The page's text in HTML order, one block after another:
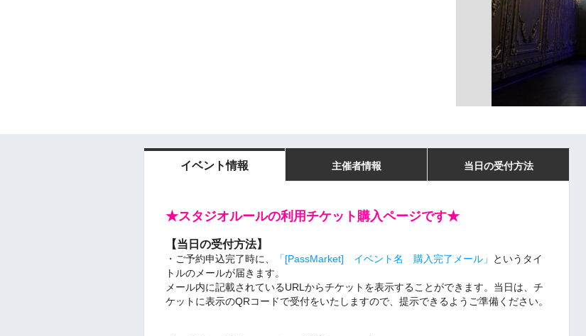
イベント情報 主催者情報 当日の受付方法
★スタジオルールの利用チケット購入ページです★
【当日の受付方法】
・ご予約申込完了時に、 「[PassMarket] イベント名 購入完了メール」
というタイ
トルのメールが届きます。
メール内に記載されているURLからチケットを表示することができます。当日は、チ
ケットに表示のQRコードで受付をいたしますので、提示できるようご準備ください。